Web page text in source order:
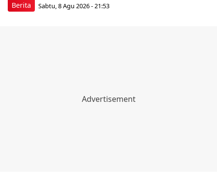
Berita Sabtu, 8 Agu 2026 - 21:53